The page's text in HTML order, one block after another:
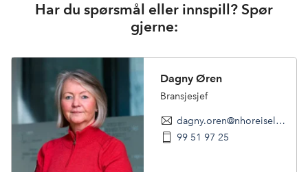
Har du spørsmål eller innspill? Spør
gjerne:
Dagny Øren
Bransjesjef
dagny.oren@nhoreiseliv.no
99 51 97 25